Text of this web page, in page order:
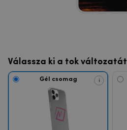
Válassza ki a tok változatát
Gél csomag i